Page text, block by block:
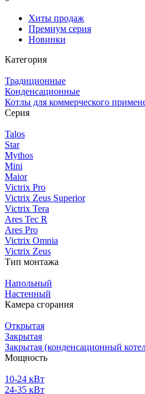
Хиты продаж
Премиум серия
Новинки
Категория
Традиционные
Конденсационные
Котлы для коммерческого
Серия
Talos
Star
Mythos
Mini
Maior
Victrix Pro
Victrix Zeus Superior
Victrix Tera
Ares Tec R
Ares Pro
Victrix Omnia
Victrix Zeus
Тип монтажа
Напольный
Настенный
Камера сгорания
Открытая
Закрытая
Закрытая (конденсационный
Мощность
10-24 кВт
24-35 кВт